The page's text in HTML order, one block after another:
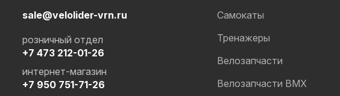
sale@velolider-vrn.ru
+7 473 212-01-26
розничный отдел
+7 950 751-71-26
интернет-магазин
Самокаты
Тренажеры
Велозапчасти
Велозапчасти BMX